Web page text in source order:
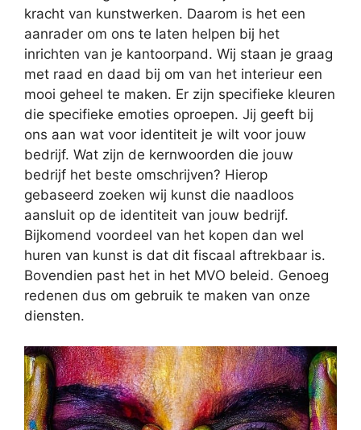
kracht van kunstwerken. Daarom is het een
aanrader om ons te laten helpen bij het
inrichten van je kantoorpand. Wij staan je graag
met raad en daad bij om van het interieur een
mooi geheel te maken. Er zijn specifieke kleuren
die specifieke emoties oproepen. Jij geeft bij
ons aan wat voor identiteit je wilt voor jouw
bedrijf. Wat zijn de kernwoorden die jouw
bedrijf het beste omschrijven? Hierop
gebaseerd zoeken wij kunst die naadloos
aansluit op de identiteit van jouw bedrijf.
Bijkomend voordeel van het kopen dan wel
huren van kunst is dat dit fiscaal aftrekbaar is.
Bovendien past het in het MVO beleid. Genoeg
redenen dus om gebruik te maken van onze
diensten.